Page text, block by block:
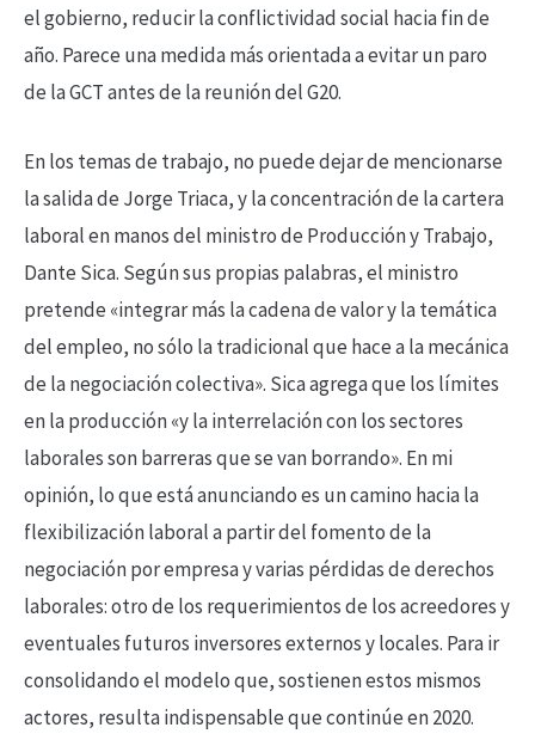
el gobierno, reducir la conflictividad social hacia fin de
año. Parece una medida más orientada a evitar un paro
de la GCT antes de la reunión del G20.
En los temas de trabajo, no puede dejar de mencionarse
la salida de Jorge Triaca, y la concentración de la cartera
laboral en manos del ministro de Producción y Trabajo,
Dante Sica. Según sus propias palabras, el ministro
pretende «integrar más la cadena de valor y la temática
del empleo, no sólo la tradicional que hace a la mecánica
de la negociación colectiva». Sica agrega que los límites
en la producción «y la interrelación con los sectores
laborales son barreras que se van borrando». En mi
opinión, lo que está anunciando es un camino hacia la
flexibilización laboral a partir del fomento de la
negociación por empresa y varias pérdidas de derechos
laborales: otro de los requerimientos de los acreedores y
eventuales futuros inversores externos y locales. Para ir
consolidando el modelo que, sostienen estos mismos
actores, resulta indispensable que continúe en 2020.